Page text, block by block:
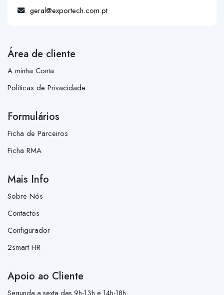
geral@exportech.com.pt
Área de cliente
A minha Conta
Políticas de Privacidade
Formulários
Ficha de Parceiros
Ficha RMA
Mais Info
Sobre Nós
Contactos
Configurador
2smart HR
Apoio ao Cliente